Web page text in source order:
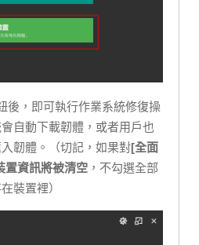
後，即可執行作業系統修復操
自動下載韌體，或者用戶也
韌體。（切記，如果對[全面
置資訊將被清空 ，不勾選全部
裝置裡）